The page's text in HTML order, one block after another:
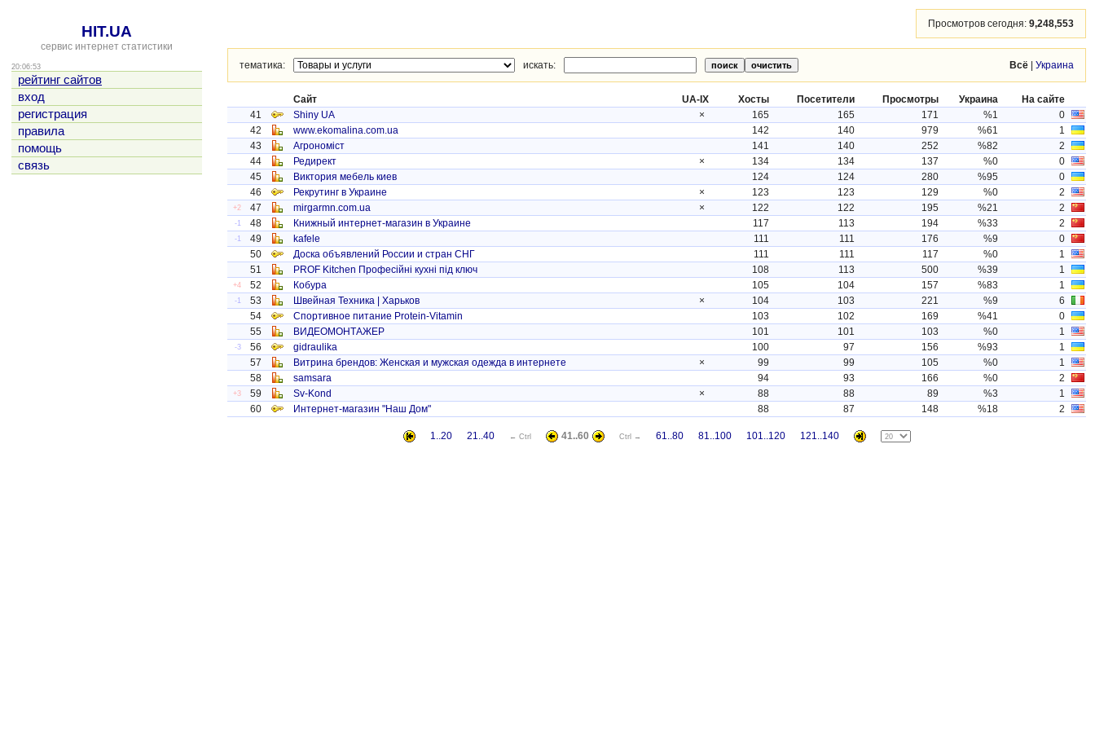
HIT.UA
сервис интернет статистики
20:06:53
рейтинг сайтов
вход
регистрация
правила
помощь
связь
Просмотров сегодня: 9,248,553
тематика: искать: Всё Украина
Сайт UA-IX Хосты Посетители Просмотры Украина
На сайте
41
Shiny UA × 165 165 171 %1
0
42
www.ekomalina.com.ua 142 140 979 %61
1
43
Агрономіст 141 140 252 %82
2
44
Редирект × 134 134 137 %0
0
45
Виктория мебель киев 124 124 280 %95
0
46
Рекрутинг в Украине × 123 123 129 %0 2
+2 47 mirgarmn.com.ua × 122 122 195 %21 2
-1 48 Книжный интернет-магазин в Украине 117 113 194 %33 2
-1 49 kafele 111 111 176 %9
0
50
Доска объявлений России и стран СНГ 111 111 117 %0
1
51
PROF Kitchen Професійні кухні під ключ 108 113 500 %39 1
+4 52 Кобура 105 104 157 %83 1
-1 53 Швейная Техника | Харьков × 104 103 221 %9
6
54
Спортивное питание Protein-Vitamin 103 102 169 %41
0
55
ВИДЕОМОНТАЖЕР 101 101 103 %0 1
-3 56 gidraulika 100 97 156 %93
1
57
Витрина брендов: Женская и мужская одежда в интернете × 99 99 105 %0
1
58
samsara 94 93 166 %0 2
+3 59 Sv-Kond × 88 88 89 %3
1
60
Интернет-магазин "Наш Дом" 88 87 148 %18 2
1..20 21..40 ← Ctrl 41..60 Ctrl → 61..80 81..100 101..120 121..140